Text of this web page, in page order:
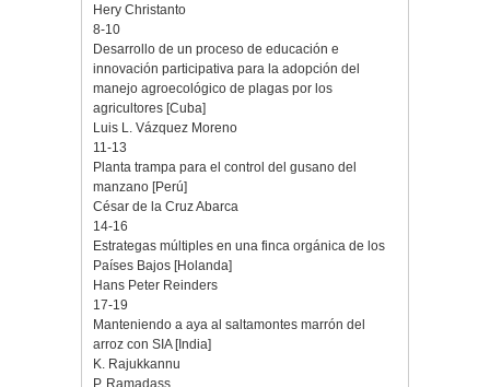
Hery Christanto
8-10
Desarrollo de un proceso de educación e
innovación participativa para la adopción del
manejo agroecológico de plagas por los
agricultores [Cuba]
Luis L. Vázquez Moreno
11-13
Planta trampa para el control del gusano del
manzano [Perú]
César de la Cruz Abarca
14-16
Estrategas múltiples en una finca orgánica de los
Países Bajos [Holanda]
Hans Peter Reinders
17-19
Manteniendo a aya al saltamontes marrón del
arroz con SIA [India]
K. Rajukkannu
P. Ramadass